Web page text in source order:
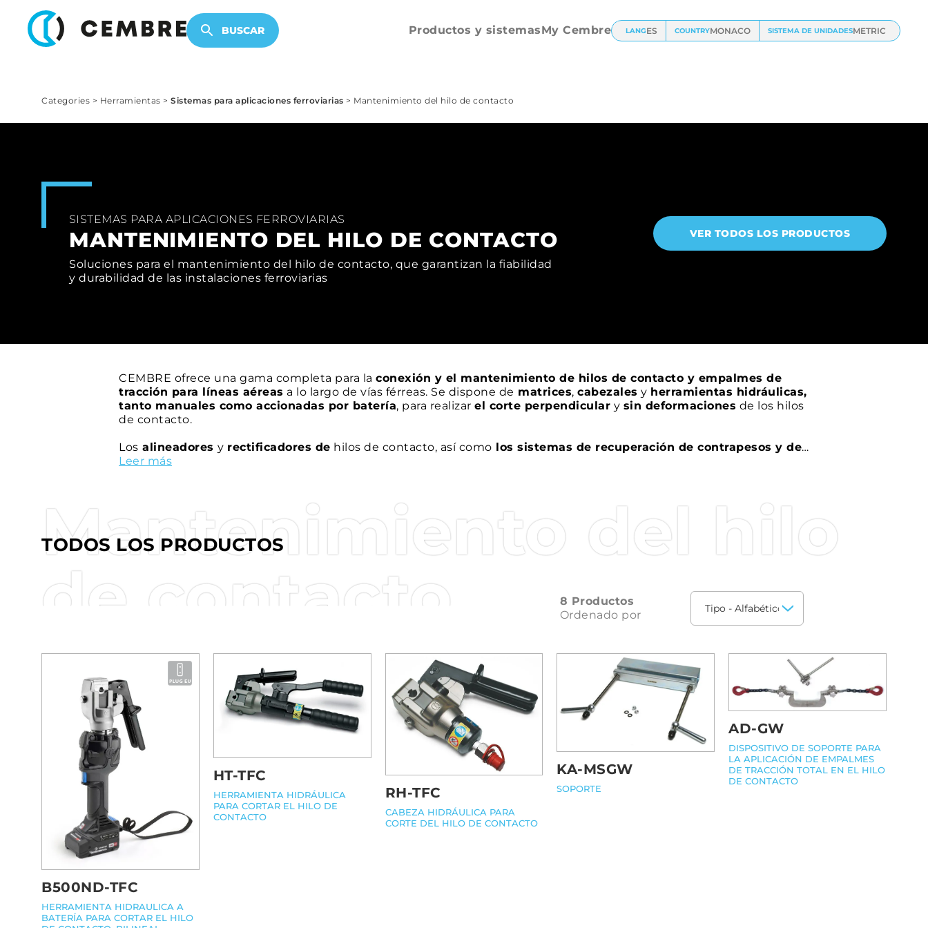
BUSCAR Productos y sistemasMy Cembre LANGES COUNTRYMONACO SISTEMA DE UNIDADESMETRIC
Tronzaruercas
PRODUCTOS ELECTRÓNICOS
Categories > Herramientas > Sistemas para aplicaciones ferroviarias > Mantenimiento del hilo de contacto
SISTEMAS PARA APLICACIONES FERROVIARIAS
MANTENIMIENTO DEL HILO DE CONTACTO
Soluciones para el mantenimiento del hilo de contacto, que garantizan la fiabilidad
y durabilidad de las instalaciones ferroviarias
VER TODOS LOS PRODUCTOS
CEMBRE ofrece una gama completa para la conexión y el mantenimiento de hilos de contacto y empalmes de
tracción para líneas aéreas a lo largo de vías férreas. Se dispone de matrices, cabezales y herramientas hidráulicas,
tanto manuales como accionadas por batería, para realizar el corte perpendicular y sin deformaciones de los hilos
de contacto.
Los alineadores y rectificadores de hilos de contacto, así como los sistemas de recuperación de contrapesos y de
liberación de pinzas de amarre
Leer más
TODOS LOS PRODUCTOS
Mantenimiento del hilo
de contacto
8 Productos
Ordenado por
B500ND-TFC
HERRAMIENTA HIDRAULICA A
BATERÍA PARA CORTAR EL HILO
HT-TFC
HERRAMIENTA HIDRÁULICA
PARA CORTAR EL HILO DE
CONTACTO
RH-TFC
CABEZA HIDRÁULICA PARA
CORTE DEL HILO DE CONTACTO
KA-MSGW
SOPORTE
AD-GW
DISPOSITIVO DE SOPORTE PARA
LA APLICACIÓN DE EMPALMES
DE TRACCIÓN TOTAL EN EL HILO
DE CONTACTO